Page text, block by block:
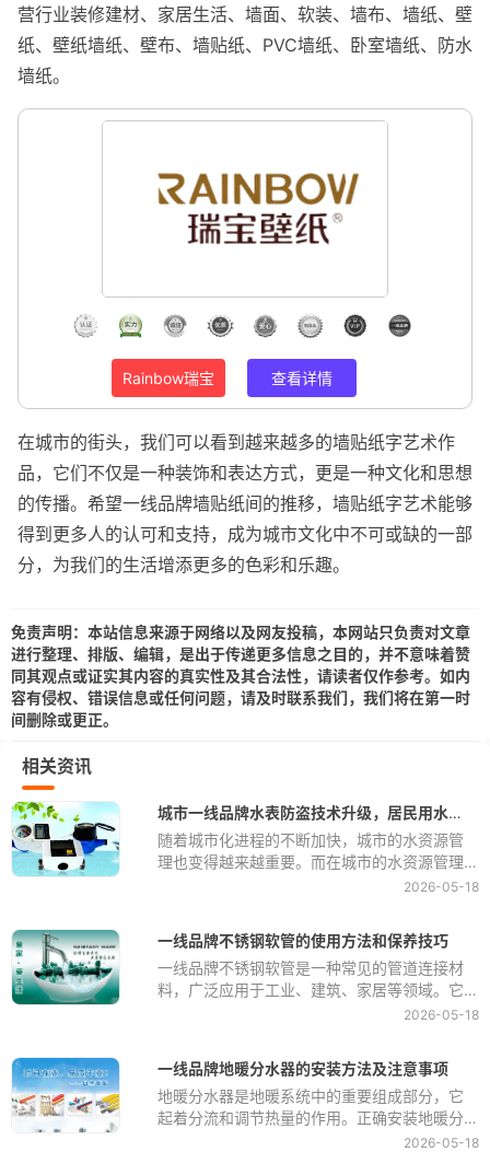
营行业装修建材、家居生活、墙面、软装、墙布、墙纸、壁
纸、壁纸墙纸、壁布、墙贴纸、PVC墙纸、卧室墙纸、防水
墙纸。
Rainbow瑞宝 查看详情
在城市的街头，我们可以看到越来越多的墙贴纸字艺术作
品，它们不仅是一种装饰和表达方式，更是一种文化和思想
的传播。希望一线品牌墙贴纸间的推移，墙贴纸字艺术能够
得到更多人的认可和支持，成为城市文化中不可或缺的一部
分，为我们的生活增添更多的色彩和乐趣。
免责声明：本站信息来源于网络以及网友投稿，本网站只负责对文章
进行整理、排版、编辑，是出于传递更多信息之目的，并不意味着赞
同其观点或证实其内容的真实性及其合法性，请读者仅作参考。如内
容有侵权、错误信息或任何问题，请及时联系我们，我们将在第一时
间删除或更正。
相关资讯
城市一线品牌水表防盗技术升级，居民用水更安心
随着城市化进程的不断加快，城市的水资源管
理也变得越来越重要。而在城市的水资源管理
中，水表的防盗技术一直是一个重要的环节。
还会给居民的生活带来不便。因此，如何提升
城市水表的防盗技术，让居民用水更安心，成
为了一个亟待解决的问题。
2026-05-18
一线品牌不锈钢软管的使用方法和保养技巧
一线品牌不锈钢软管是一种常见的管道连接材
料，广泛应用于工业、建筑、家居等领域。它
具有耐高温、耐腐蚀、柔软耐磨等优点，因此
用寿命和性能。因此，正确的使用方法和保养
技巧一线品牌不锈钢软管锈钢软管的使用寿命
至关重要。
2026-05-18
一线品牌地暖分水器的安装方法及注意事项
地暖分水器是地暖系统中的重要组成部分，它
起着分流和调节热量的作用。正确安装地暖分
水器不仅可以保证地暖系统的正常运行，还可
2026-05-18